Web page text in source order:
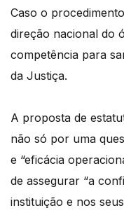
Caso o
direção nacional do
competência para
da Justiça.
A proposta de
não só por uma
e “eficácia
de assegurar “a
instituição e nos